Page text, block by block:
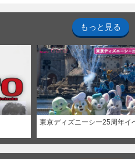
もっと見る
東京ディズニーシー25周年イ